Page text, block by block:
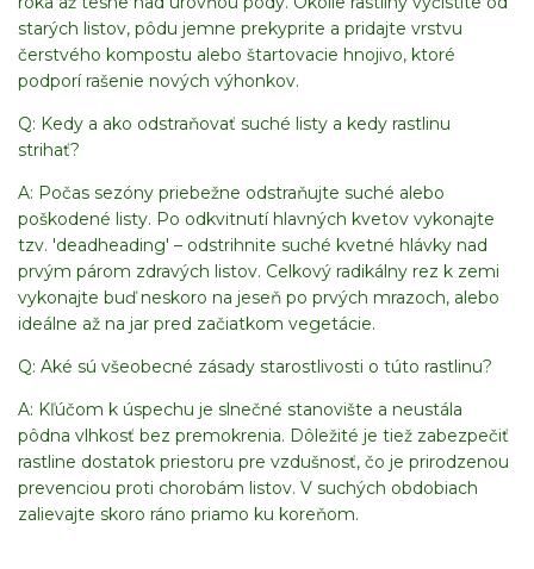
starých listov, pôdu jemne prekyprite a pridajte vrstvu
čerstvého kompostu alebo štartovacie hnojivo, ktoré
podporí rašenie nových výhonkov.
Q: Kedy a ako odstraňovať suché listy a kedy rastlinu
strihať?
A: Počas sezóny priebežne odstraňujte suché alebo
poškodené listy. Po odkvitnutí hlavných kvetov vykonajte
tzv. 'deadheading' – odstrihnite suché kvetné hlávky nad
prvým párom zdravých listov. Celkový radikálny rez k zemi
vykonajte buď neskoro na jeseň po prvých mrazoch, alebo
ideálne až na jar pred začiatkom vegetácie.
Q: Aké sú všeobecné zásady starostlivosti o túto rastlinu?
A: Kľúčom k úspechu je slnečné stanovište a neustála
pôdna vlhkosť bez premokrenia. Dôležité je tiež zabezpečiť
rastline dostatok priestoru pre vzdušnosť, čo je prirodzenou
prevenciou proti chorobám listov. V suchých obdobiach
zalievajte skoro ráno priamo ku koreňom.